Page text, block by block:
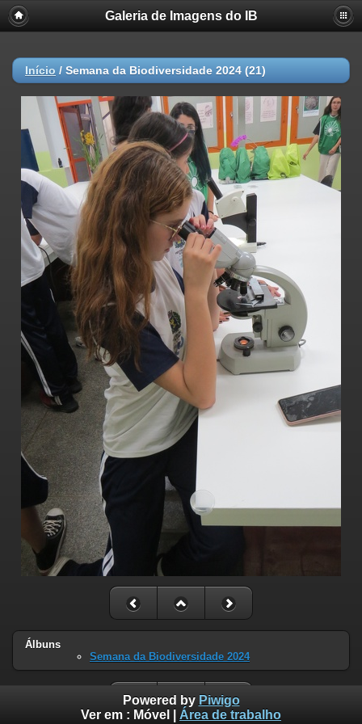
Galeria de Imagens do IB
Início / Semana da Biodiversidade 2024 (21)
Álbuns
Semana da Biodiversidade 2024
Powered by Piwigo
Ver em : Móvel Área de trabalho